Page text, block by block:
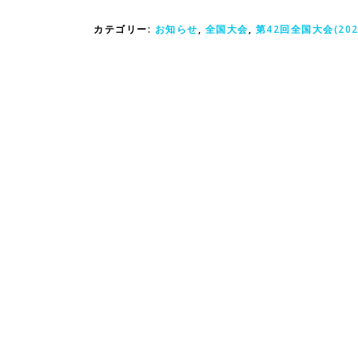
カテゴリー: お知らせ, 全国大会, 第42回全国大会